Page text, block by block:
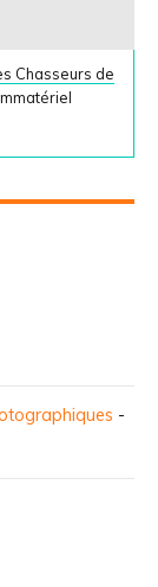
Chasseurs de
-